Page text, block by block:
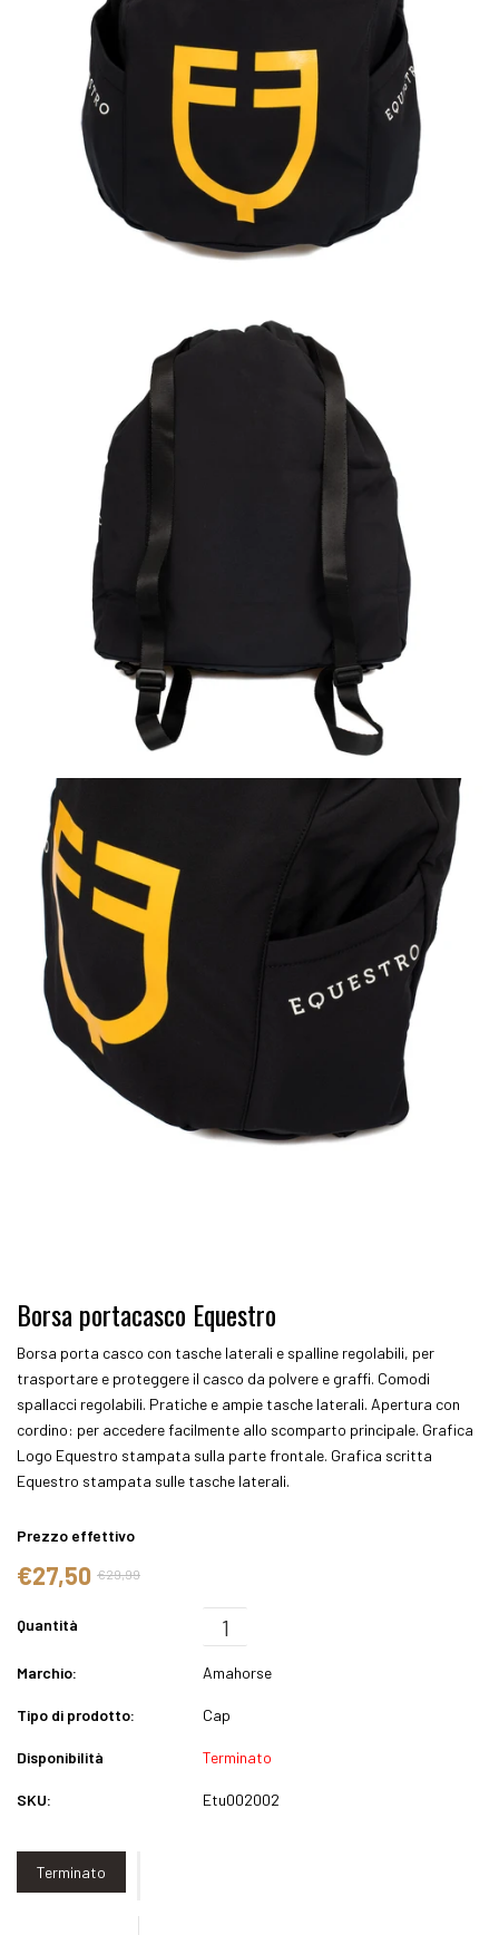
Borsa portacasco Equestro
Borsa porta casco con tasche laterali e spalline regolabili, per
trasportare e proteggere il casco da polvere e graffi. Comodi
spallacci regolabili. Pratiche e ampie tasche laterali. Apertura con
cordino: per accedere facilmente allo scomparto principale. Grafica
Logo Equestro stampata sulla parte frontale. Grafica scritta
Equestro stampata sulle tasche laterali.
Prezzo effettivo
€27,50 €29,99
Quantità
Marchio: Amahorse
Tipo di prodotto: Cap
Disponibilità Terminato
SKU: Etu002002
Terminato